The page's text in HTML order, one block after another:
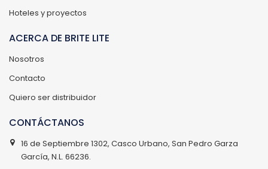
Hoteles y proyectos
ACERCA DE BRITE LITE
Nosotros
Contacto
Quiero ser distribuidor
CONTÁCTANOS
16 de Septiembre 1302, Casco Urbano, San Pedro Garza
García, N.L. 66236.